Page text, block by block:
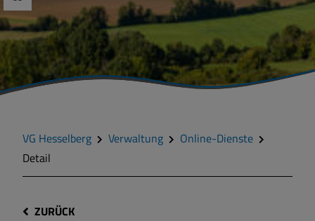
VG Hesselberg Verwaltung
Online-Dienste
Detail
ZURÜCK